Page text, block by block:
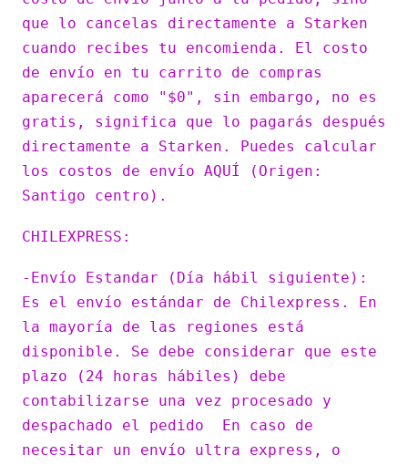
que lo cancelas directamente a Starken
cuando recibes tu encomienda. El costo
de envío en tu carrito de compras
aparecerá como "$0", sin embargo, no es
gratis, significa que lo pagarás después
directamente a Starken. Puedes calcular
los costos de envío AQUÍ (Origen:
Santigo centro).
CHILEXPRESS:
-Envío Estandar (Día hábil siguiente):
Es el envío estándar de Chilexpress. En
la mayoría de las regiones está
disponible. Se debe considerar que este
plazo (24 horas hábiles) debe
contabilizarse una vez procesado y
despachado el pedido En caso de
necesitar un envío ultra express, o